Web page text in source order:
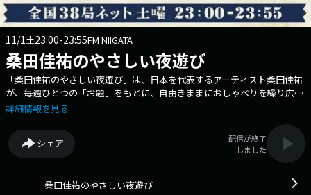
11/1土23:00-23:55FM NIIGATA
桑田佳祐のやさしい夜遊び
「桑田佳祐のやさしい夜遊び」は、日本を代表するアーティスト桑田佳祐
が、毎週ひとつの「お題」をもとに、自由きままにおしゃべりを繰り広げ
る番組です。 時にはアカデミックに音楽講座をおっぴろげたり、時には
ルなど、気まぐれ企画で出たとこ勝負。その上、ほとんどが生放送と言
う、やる気満タンのプログラム。 番組終盤には、桑田佳祐自らギター片
手に歌う、生歌コーナーもあります。これは他では聞けない超レアな生
https://www.tfm.co.jp/yoasobi/ メッセージフォーム：
詳細情報を見る
シェア
配信が終了
しました
桑田佳祐のやさしい夜遊び